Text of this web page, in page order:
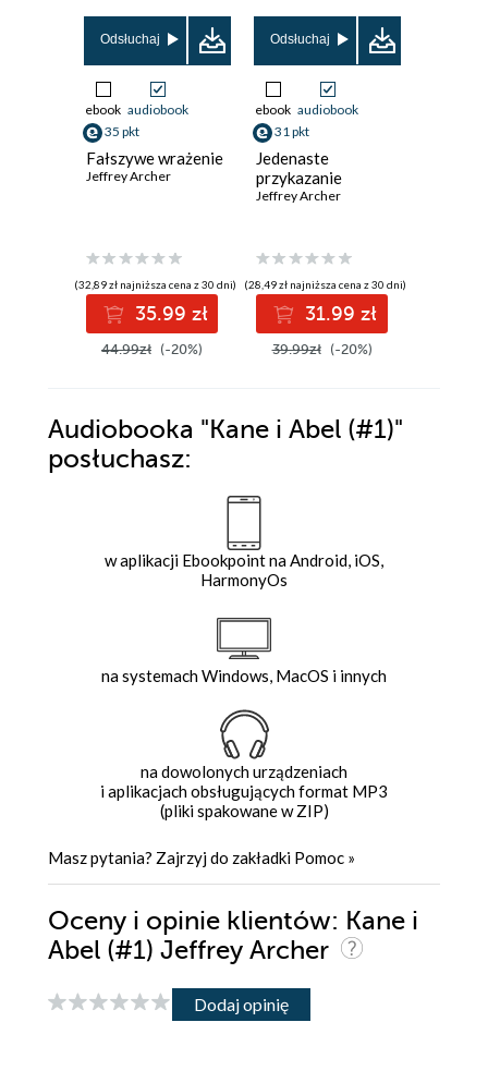
Odsłuchaj
ebook audiobook
35 pkt
Fałszywe wrażenie
Jeffrey Archer
(32,89 zł najniższa cena z 30 dni)
35.99 zł
44.99zł (-20%)
Odsłuchaj
ebook audiobook
31 pkt
Jedenaste
przykazanie
Jeffrey Archer
(28,49 zł najniższa cena z 30 dni)
31.99 zł
39.99zł (-20%)
Audiobooka "Kane i Abel (#1)"
posłuchasz:
w aplikacji Ebookpoint na Android, iOS,
HarmonyOs
na systemach Windows, MacOS i innych
na dowolonych urządzeniach
i aplikacjach obsługujących format MP3
(pliki spakowane w ZIP)
Masz pytania? Zajrzyj do zakładki Pomoc »
Oceny i opinie klientów: Kane i
Abel (#1) Jeffrey Archer
Dodaj opinię